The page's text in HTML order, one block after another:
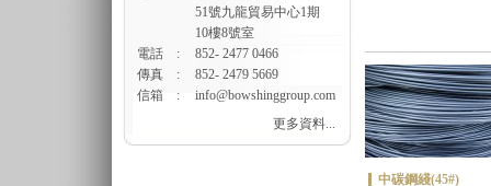
51號九龍貿易中心1期
10樓8號室
電話
:
852- 2477 0466
傳真
:
852- 2479 5669
信箱
:
info@bowshinggroup.com
更多資料...
中碳鋼綫(45#)